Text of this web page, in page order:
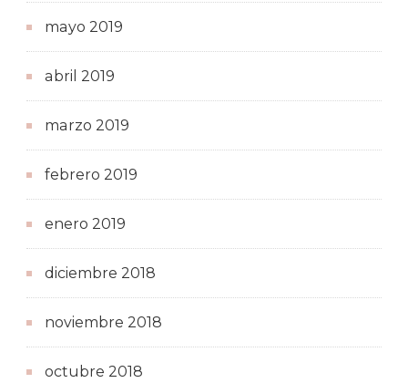
mayo 2019
abril 2019
marzo 2019
febrero 2019
enero 2019
diciembre 2018
noviembre 2018
octubre 2018